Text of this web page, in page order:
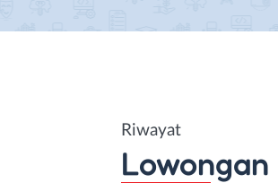
Riwayat
Lowongan